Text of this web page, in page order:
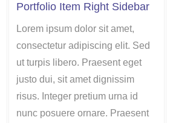
Portfolio Item Right Sidebar
Lorem ipsum dolor sit amet,
consectetur adipiscing elit. Sed
ut turpis libero. Praesent eget
justo dui, sit amet dignissim
risus. Integer pretium urna id
nunc posuere ornare. Praesent